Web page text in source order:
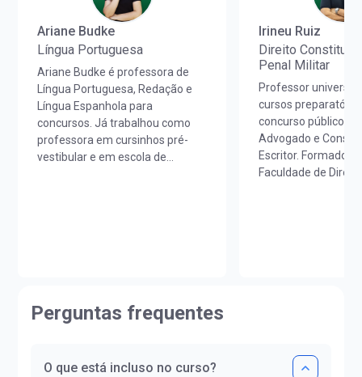
Ariane Budke
Língua Portuguesa
Ariane Budke é professora de
Língua Portuguesa, Redação e
Língua Espanhola para
concursos. Já trabalhou como
professora em cursinhos pré-
vestibular e em escola de
Superior pela FAG e mestra em
Letras pela UNIOESTE. Obteve
nível C1.
Irineu Ruiz
Direito
Penal Militar
Professor
cursos
concurso público e
Advogado e
Escritor. Formado
Faculdade de
Perguntas frequentes
O que está incluso no curso?